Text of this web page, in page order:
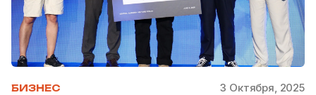
БИЗНЕС 3 Октября, 2025